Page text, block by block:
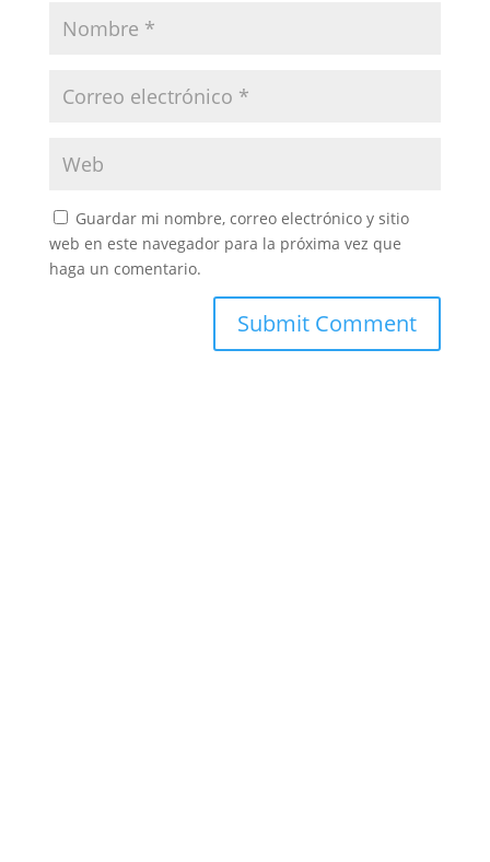
Guardar mi nombre, correo electrónico y sitio
web en este navegador para la próxima vez que
haga un comentario.